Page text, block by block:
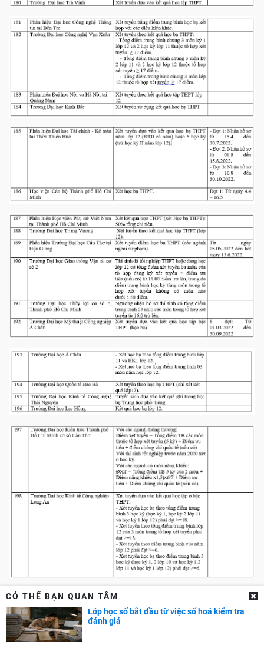
CÓ THỂ BẠN QUAN TÂM
Lớp học số bắt đầu từ việc số hoá kiểm tra
đánh giá